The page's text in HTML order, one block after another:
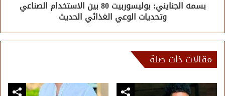
بسمه الجنايني: بوليسوربيت 80 بين الاستخدام الصناعي
وتحديات الوعي الغذائي الحديث
مقالات ذات صلة